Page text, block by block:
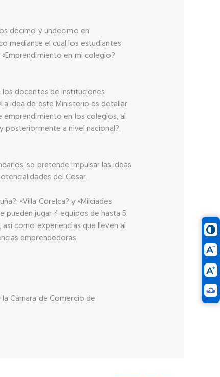
décimo y undécimo en
mediante el cual los estudiantes
en mi colegio?
los docentes de instituciones
idea de este Ministerio es detallar
emprendimiento en los colegios, al
posteriormente a nivel nacional?,
se pretende impulsar las ideas
del Cesar.
«Villa Corelca? y «Milciades
pueden jugar 4 equipos de hasta 5
como experiencias que lleven al
emprendedoras.
Cámara de Comercio de